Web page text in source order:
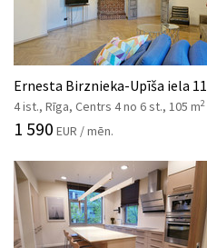
Ernesta Birznieka-Upīša iela 11
4 ist., Rīga, Centrs 4 no 6 st., 105 m2
1 590 EUR / mēn.